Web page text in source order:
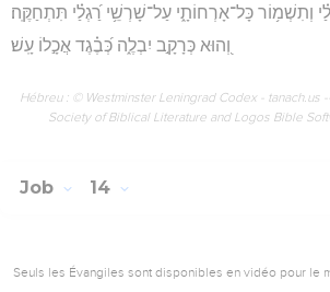
וְתִשְׁמ֥וֹר כָּל־אָרְחוֹתָ֑י עַל־שָׁרְשֵׁ֥י רַ֝גְלַ֗י תִּתְחַקֶּֽה׃
וְ֭הוּא כְּרָקָ֣ב יִבְלֶ֑ה כְּ֝בֶ֗גֶד אֲכָ֣לוֹ עָֽשׁ׃
Hébreu : © Westminster Leningrad Codex - tanach.us
Society of Biblical Literature and Logos Bible
Job 14
Seuls les Évangiles sont disponibles en vidéo pour le